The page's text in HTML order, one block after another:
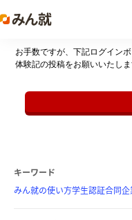
お手数ですが、下記ログイン
体験記の投稿をお願いいたしま
キーワード
みん就の使い方学生認証合同